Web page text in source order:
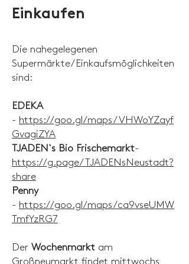
Einkaufen
Die nahegelegenen
Supermärkte/Einkaufsmöglichkeiten
sind:
EDEKA
- https://goo.gl/maps/VHWoYZayf
GvagiZYA
TJADEN`s Bio Frischemarkt-
https://g.page/TJADENsNeustadt?
share
Penny
- https://goo.gl/maps/ca9vseUMW
TmfYzRG7
Der Wochenmarkt am
Großneumarkt findet mittwochs